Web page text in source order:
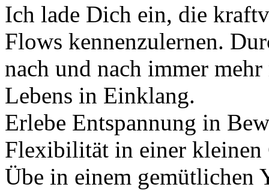
Ich lade Dich ein, die
Flows kennenzulernen.
nach und nach immer
Lebens in Einklang.
Erlebe Entspannung in
Flexibilität in einer kleinen
Übe in einem gemütlichen